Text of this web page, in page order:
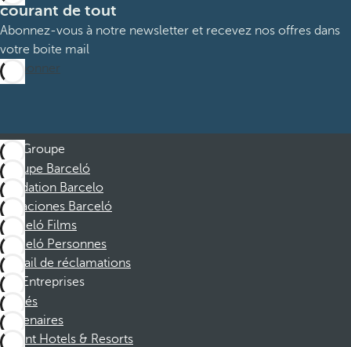
courant de tout
Abonnez-vous à notre newsletter et recevez nos offres dans
votre boite mail
M’abonner
Groupe
Groupe Barceló
Fondation Barcelo
Vacaciones Barceló
Barceló Films
Barceló Personnes
Portail de réclamations
Entreprises
Affiliés
Partenaires
Dorint Hotels & Resorts